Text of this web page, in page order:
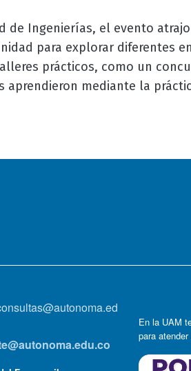
de Ingenierías, el evento
para explorar diferentes
prácticos, como un
aprendieron mediante la
En la UAM
para